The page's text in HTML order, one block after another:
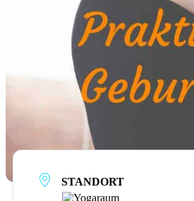
STANDORT